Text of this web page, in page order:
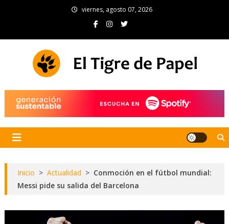
viernes, agosto 07, 2026
Inicio > Actualidad > Conmoción en el fútbol mundial:
Messi pide su salida del Barcelona